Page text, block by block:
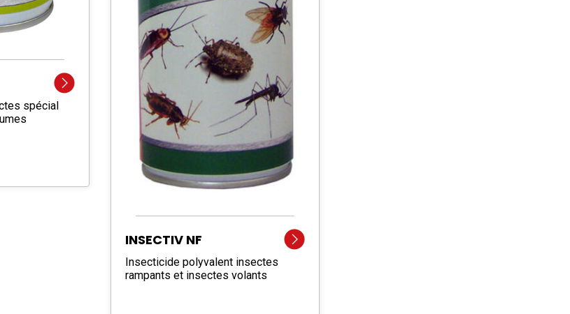
spécial
INSECTIV NF
Insecticide polyvalent insectes
rampants et insectes volants